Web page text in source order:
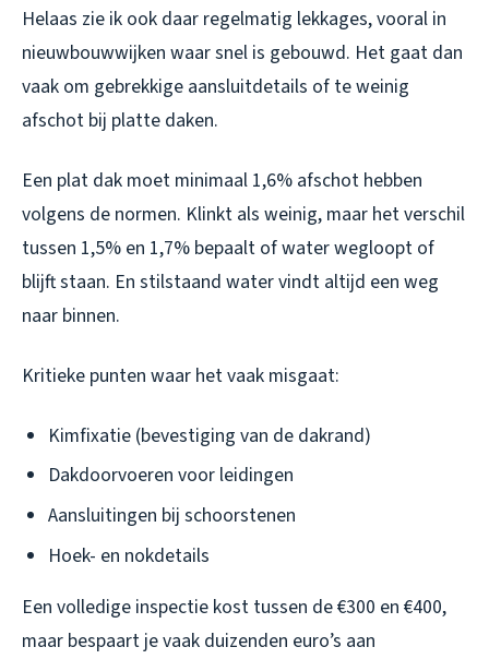
Helaas zie ik ook daar regelmatig lekkages, vooral in
nieuwbouwwijken waar snel is gebouwd. Het gaat dan
vaak om gebrekkige aansluitdetails of te weinig
afschot bij platte daken.
Een plat dak moet minimaal 1,6% afschot hebben
volgens de normen. Klinkt als weinig, maar het verschil
tussen 1,5% en 1,7% bepaalt of water wegloopt of
blijft staan. En stilstaand water vindt altijd een weg
naar binnen.
Kritieke punten waar het vaak misgaat:
Kimfixatie (bevestiging van de dakrand)
Dakdoorvoeren voor leidingen
Aansluitingen bij schoorstenen
Hoek- en nokdetails
Een volledige inspectie kost tussen de €300 en €400,
maar bespaart je vaak duizenden euro’s aan